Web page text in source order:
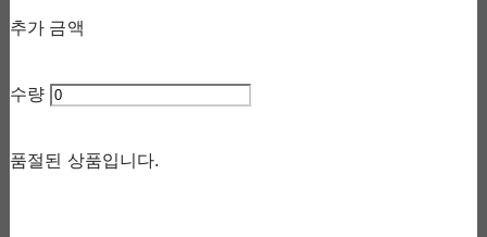
추가 금액
수량
품절된 상품입니다.